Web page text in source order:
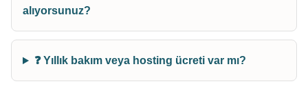
alıyorsunuz?
❓ Yıllık bakım veya hosting ücreti var mı?